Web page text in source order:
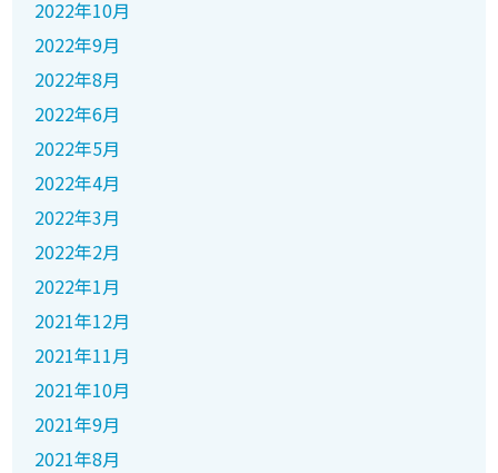
2022年10月
2022年9月
2022年8月
2022年6月
2022年5月
2022年4月
2022年3月
2022年2月
2022年1月
2021年12月
2021年11月
2021年10月
2021年9月
2021年8月